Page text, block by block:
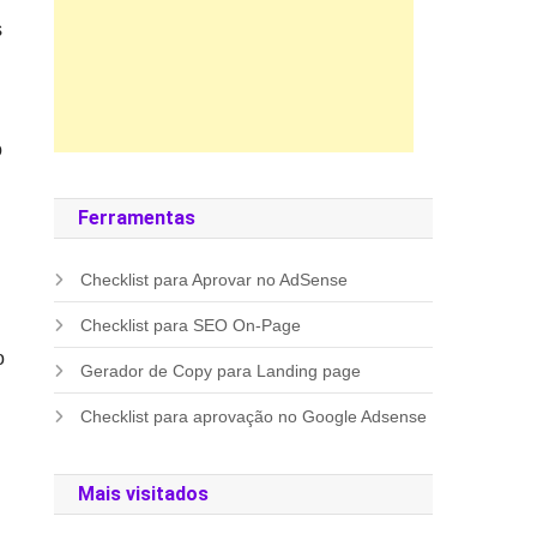
Ferramentas
Checklist para Aprovar no AdSense
Checklist para SEO On-Page
Gerador de Copy para Landing page
Checklist para aprovação no Google Adsense
Mais visitados